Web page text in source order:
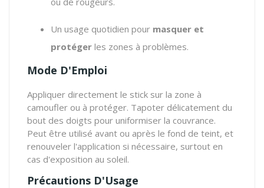
Un usage quotidien pour masquer et
protéger les zones à problèmes.
Mode D'Emploi
Appliquer directement le stick sur la zone à
camoufler ou à protéger. Tapoter délicatement du
bout des doigts pour uniformiser la couvrance.
Peut être utilisé avant ou après le fond de teint, et
renouveler l'application si nécessaire, surtout en
cas d'exposition au soleil.
Précautions D'Usage